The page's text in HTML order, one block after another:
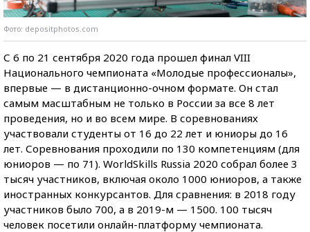
Фото: depositphotos.com
С 6 по 21 сентября 2020 года прошел финал VIII
Национального чемпионата «Молодые профессионалы»,
впервые — в дистанционно-очном формате. Он стал
самым масштабным не только в России за все 8 лет
проведения, но и во всем мире. В соревнованиях
участвовали студенты от 16 до 22 лет и юниоры до 16
лет. Соревнования проходили по 130 компетенциям (для
юниоров — по 71). WorldSkills Russia 2020 собрал более 3
тысяч участников, включая около 1000 юниоров, а также
иностранных конкурсантов. Для сравнения: в 2018 году
участников было 700, а в 2019-м — 1500. 100 тысяч
человек посетили онлайн-платформу чемпионата.